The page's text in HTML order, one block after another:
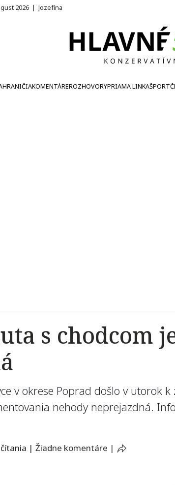
2026 | Jozefína
KOMENTÁREROZHOVORYPRIAMA LINKAŠPORT
s chodcom
v okrese Poprad došlo v utorok
nehody neprejazdná.
| Žiadne komentáre |